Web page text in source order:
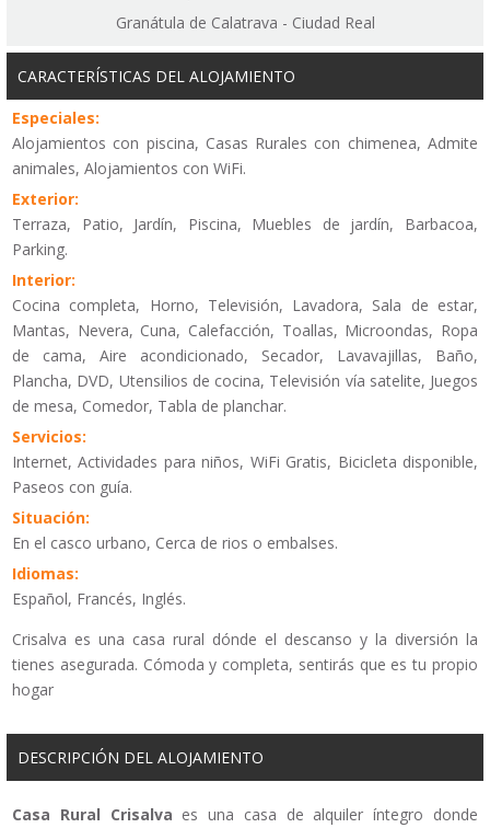
Granátula de Calatrava - Ciudad Real
CARACTERÍSTICAS DEL ALOJAMIENTO
Especiales:
Alojamientos con piscina, Casas Rurales con chimenea, Admite
animales, Alojamientos con WiFi.
Exterior:
Terraza, Patio, Jardín, Piscina, Muebles de jardín, Barbacoa,
Parking.
Interior:
Cocina completa, Horno, Televisión, Lavadora, Sala de estar,
Mantas, Nevera, Cuna, Calefacción, Toallas, Microondas, Ropa
de cama, Aire acondicionado, Secador, Lavavajillas, Baño,
Plancha, DVD, Utensilios de cocina, Televisión vía satelite, Juegos
de mesa, Comedor, Tabla de planchar.
Servicios:
Internet, Actividades para niños, WiFi Gratis, Bicicleta disponible,
Paseos con guía.
Situación:
En el casco urbano, Cerca de rios o embalses.
Idiomas:
Español, Francés, Inglés.
Crisalva es una casa rural dónde el descanso y la diversión la
tienes asegurada. Cómoda y completa, sentirás que es tu propio
hogar
DESCRIPCIÓN DEL ALOJAMIENTO
Casa Rural Crisalva es una casa de alquiler íntegro donde